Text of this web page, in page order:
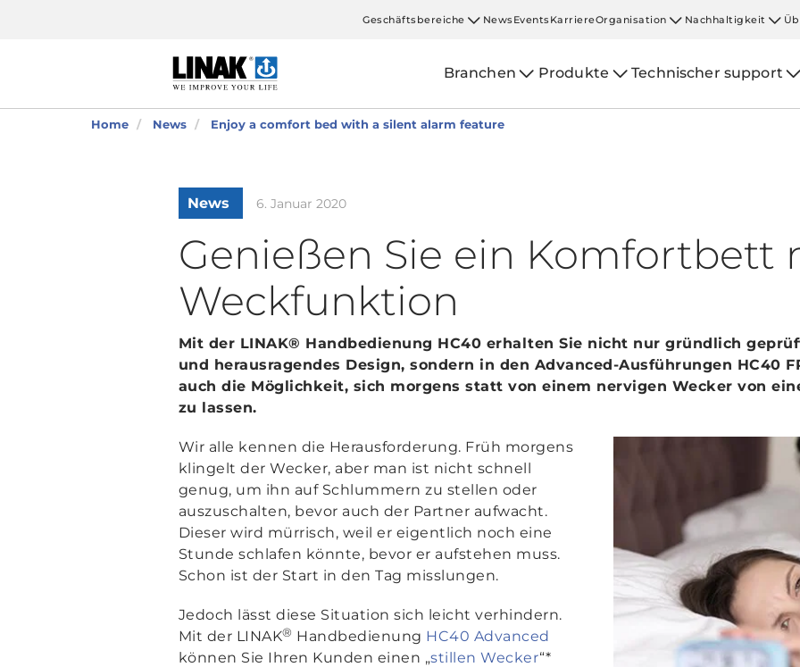
Geschäftsbereiche NewsEventsKarriereOrganisation Nachhaltigkeit
Branchen Produkte Technischer support
Home News Enjoy a comfort bed with a silent alarm feature
News 6. Januar 2020
Genießen Sie ein Komfortbett
Weckfunktion
Mit der LINAK® Handbedienung HC40 erhalten Sie nicht nur gründlich
und herausragendes Design, sondern in den Advanced-Ausführungen HC40
auch die Möglichkeit, sich morgens statt von einem nervigen Wecker von
zu lassen.
Wir alle kennen die Herausforderung. Früh morgens
klingelt der Wecker, aber man ist nicht schnell
genug, um ihn auf Schlummern zu stellen oder
auszuschalten, bevor auch der Partner aufwacht.
Dieser wird mürrisch, weil er eigentlich noch eine
Stunde schlafen könnte, bevor er aufstehen muss.
Schon ist der Start in den Tag misslungen.
Jedoch lässt diese Situation sich leicht verhindern.
Mit der LINAK® Handbedienung HC40 Advanced
können Sie Ihren Kunden einen „stillen Wecker“*